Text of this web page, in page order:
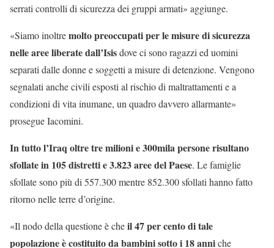
serrati controlli di sicurezza dei gruppi armati» aggiunge.
«Siamo inoltremolto preoccupati per le misure di sicurezza
nelle aree liberate dall’Isisdove ci sono ragazzi ed uomini
separati dalle donne e soggetti a misure di detenzione. Vengono
segnalati anche civili esposti al rischio di maltrattamenti e a
condizioni di vita inumane, un quadro davvero allarmante»
prosegue Iacomini.
In tutto l’Iraq oltre tre milioni e 300mila persone risultano
sfollate in 105 distretti e 3.823 aree del Paese. Le famiglie
sfollate sono più di 557.300 mentre 852.300 sfollati hanno fatto
ritorno nelle terre d’origine.
«Il nodo della questione è cheil 47 per cento di tale
popolazione è costituito da bambini sotto i 18 anniche